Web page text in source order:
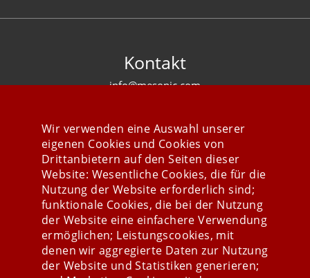
Kontakt
info@mesonic.com
Stay connected
Wir verwenden eine Auswahl unserer
eigenen Cookies und Cookies von
Drittanbietern auf den Seiten dieser
Website: Wesentliche Cookies, die für die
Nutzung der Website erforderlich sind;
funktionale Cookies, die bei der Nutzung
der Website eine einfachere Verwendung
ermöglichen; Leistungscookies, mit
denen wir aggregierte Daten zur Nutzung
der Website und Statistiken generieren;